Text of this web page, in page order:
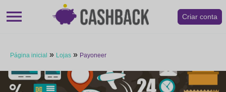
menu Criar conta
Página inicial » Lojas » Payoneer